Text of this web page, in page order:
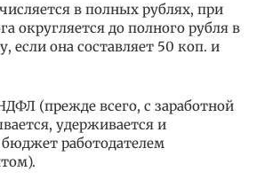
в полных рублях, при
округляется до полного рубля в
если она составляет 50 коп. и
(прежде всего, с заработной
удерживается и
бюджет работодателем